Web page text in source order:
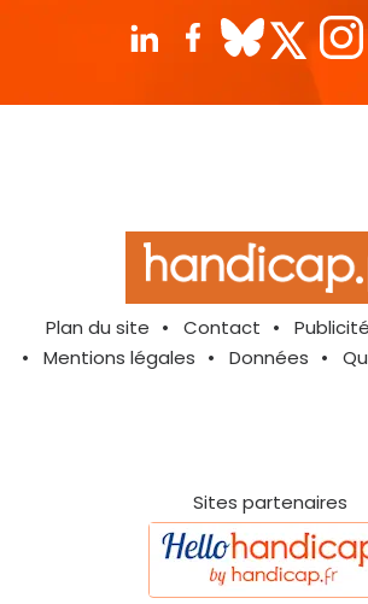
Plan du site Contact
Mentions légales
Données
Sites partenaires